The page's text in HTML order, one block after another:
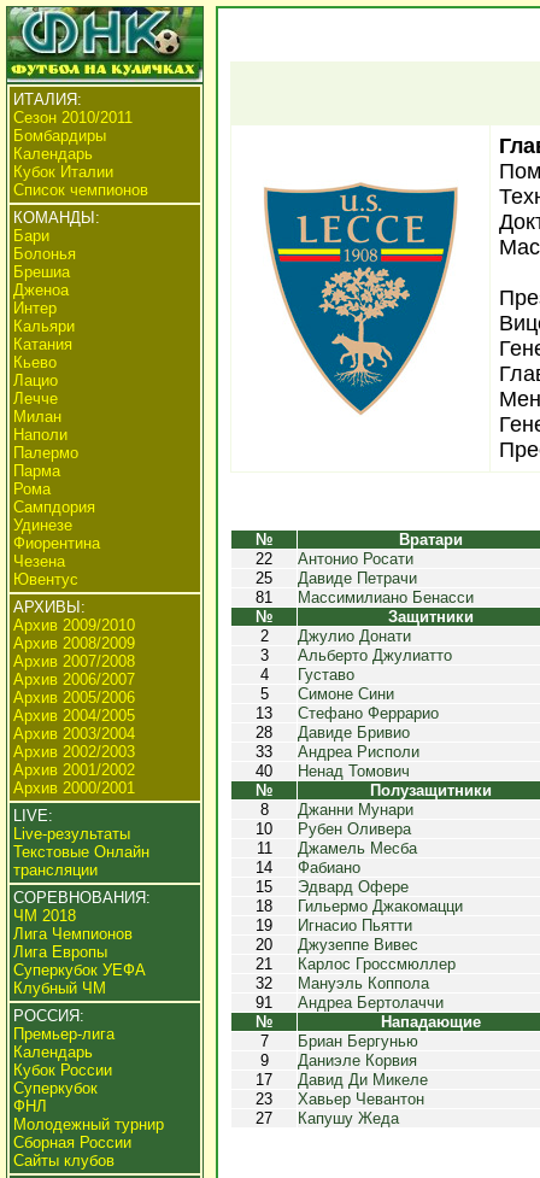
ИТАЛИЯ:
Сезон 2010/2011
Бомбардиры
Календарь
Кубок Италии
Список чемпионов
КОМАНДЫ:
Бари
Болонья
Брешиа
Дженоа
Интер
Кальяри
Катания
Кьево
Лацио
Лечче
Милан
Наполи
Палермо
Парма
Рома
Сампдория
Удинезе
Фиорентина
Чезена
Ювентус
АРХИВЫ:
Архив 2009/2010
Архив 2008/2009
Архив 2007/2008
Архив 2006/2007
Архив 2005/2006
Архив 2004/2005
Архив 2003/2004
Архив 2002/2003
Архив 2001/2002
Архив 2000/2001
LIVE:
Live-результаты
Текстовые Онлайн
трансляции
СОРЕВНОВАНИЯ:
ЧМ 2018
Лига Чемпионов
Лига Европы
Суперкубок УЕФА
Клубный ЧМ
РОССИЯ:
Премьер-лига
Календарь
Кубок России
Суперкубок
ФНЛ
Молодежный турнир
Сборная России
Сайты клубов
№
Вратари
22
Антонио Росати
25
Давиде Петрачи
81
Массимилиано Бенасси
№
Защитники
2
Джулио Донати
3
Альберто Джулиатто
4
Густаво
5
Симоне Сини
13
Стефано Феррарио
28
Давиде Бривио
33
Андреа Рисполи
40
Ненад Томович
№
Полузащитники
8
Джанни Мунари
10
Рубен Оливера
11
Джамель Месба
14
Фабиано
15
Эдвард Офере
18
Гильермо Джакомацци
19
Игнасио Пьятти
20
Джузеппе Вивес
21
Карлос Гроссмюллер
32
Мануэль Коппола
91
Андреа Бертолаччи
№
Нападающие
7
Бриан Бергунью
9
Даниэле Корвия
17
Давид Ди Микеле
23
Хавьер Чевантон
27
Капушу Жеда